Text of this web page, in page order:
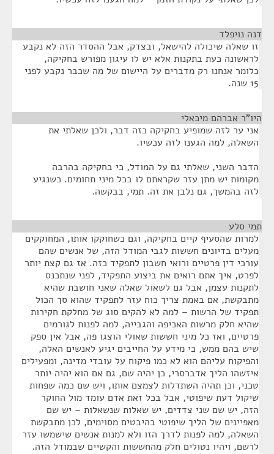
דנה נויפלד
זו שאלה שיכולה להישאל, ובצדק, אבל ההסדר הזה לא נקבע
לראשונה כעת בתקנות אלא יש לו עיגון מפורש בחקיקה,
כלומר אנחנו רק מדברים על היישום של מה שכבר נקבע לפני
15 שנה.
היו"ר אברהם מיכאלי
אני ער לזה שמופיע בחקיקה כזה דבר, ולכן שאלתי את
השאלה, למה הגענו לזה עכשיו.
הדבר השני, שאלתי גם על המודל, כי בחקיקה בהרבה
מקומות יש מתן עזר שקראתם לו בכל מיני תחומים. כשנגיע
לזה בהמשך, גם נלבן את זה. תמי, בבקשה.
תמי סלע
למרות שהסעיף קיים בחקיקה, וגם כשחוקקו אותו, המחוקקים
מעלים בדיונים חששות לגבי המודל הזה, של אנשים שהם
עורכי דין פרטיים ורואי חשבון לתפקיד כזה. אז גם קצת יותר
לפרט, איך אתם רואים את ביצוע התפקיד, לפני שנתכנס
לתקנות עצמן, אבל גם לשאול שאלה שאני חושבת שהיא
מתבקשת, אם באמת צריך כוח עזר לתפקיד שהוא סך הכול
תפקיד של הרשות – למה לא להקים סוג של מחלקת חקירות
שהיא חלק מרשות האכיפה והגבייה, למה לפנות לגורמים
פרטיים, ואז כל מיני חששות שאולי הוצגו פה, אבל אין ספק
שיש בהם ממש, כי מידע על החייבים יגיע לאנשים האלה,
והפיקוח עליהם הוא לא כמו פיקוח על עובדי מדינה, ומפעילים
איזשהו הליך אדברסרי, כן יהיה שם, גם אם הוא יהיה יותר
טכני, וכן תהיה השתדלות לצמצם אותו, ויש שם כמה שפחות
שיקול דעת שיפוטי, אבל בכל זאת אדם עומד מול החוקר
הזה, יש שם שני צדדים, יש שאלות שנשאלות – יש שם
מאפיינים של הליך שיפוטי בהיבטים מסוימים, לכן מתבקשת
השאלה, למה לפנות לדרך הזו ולא למנות אנשים שישמשו עזר
לרשם, ויהיו נטולים חלק מהחששות והקשיים שבמודל הזה.